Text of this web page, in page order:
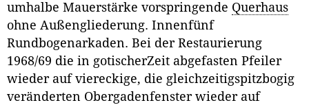
umhalbe Mauerstärke vorspringende Querhaus
ohne Außengliederung. Innenfünf
Rundbogenarkaden. Bei der Restaurierung
1968/69 die in gotischerZeit abgefasten Pfeiler
wieder auf viereckige, die gleichzeitigspitzbogig
veränderten Obergadenfenster wieder auf